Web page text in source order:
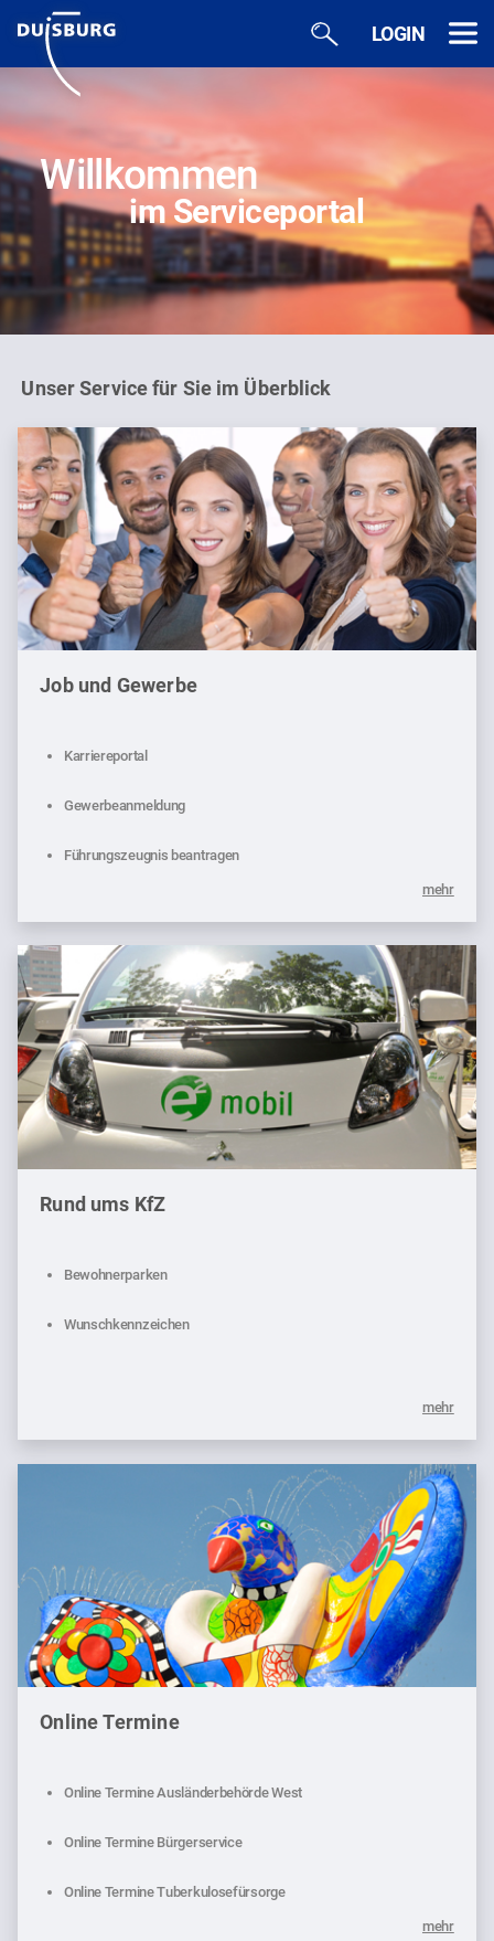
Zum Hauptinhalt springen
LOGIN
Willkommen
im Serviceportal
Unser Service für Sie im Überblick
Job und Gewerbe
Karriereportal
Gewerbeanmeldung
Führungszeugnis beantragen
mehr
Rund ums KfZ
Bewohnerparken
Wunschkennzeichen
mehr
Online Termine
Online Termine Ausländerbehörde West
Online Termine Bürgerservice
Online Termine Tuberkulosefürsorge
mehr